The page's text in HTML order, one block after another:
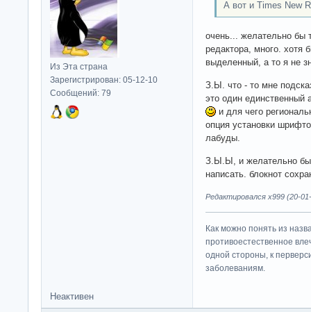
Из Эта страна
Зарегистрирован: 05-12-10
Сообщений: 79
А вот и Times New
очень... желательно бы
редактора, много. хотя
выделенный, а то я не
З.Ы. что - то мне
это один единственный
и для чего
опция установки
лабуды.
З.Ы.Ы, и желательно бы
написать. блокнот
Редактировался x999 (20-
Как можно понять из
противоестественное
одной стороны, к
заболеваниям.
Неактивен